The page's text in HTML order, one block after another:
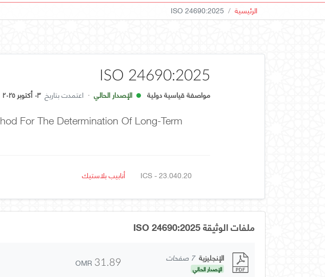
الرئيسية ISO 24690:2025
ISO 24690:2025
مواصفة قياسية دولية الإصدار الحالي · اعتمدت بتاريخ ٠٣ أكتوبر ٢٠٢٥
For The Determination Of Long-Term
ICS - 23.040.20 أنابيب بلاستيك
ملفات الوثيقة ISO 24690:2025
الإنجليزية 7 صفحات
الإصدار الحالي OMR 31.89